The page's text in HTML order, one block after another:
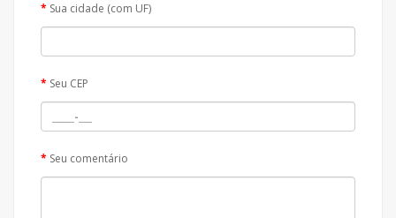
Sua cidade (com UF)
Seu CEP
Seu comentário